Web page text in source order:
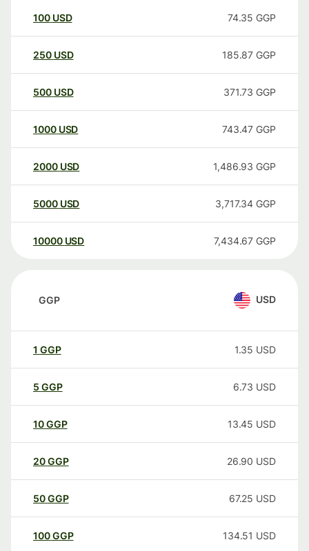
100 USD 74.35 GGP
250 USD 185.87 GGP
500 USD 371.73 GGP
1000 USD 743.47 GGP
2000 USD 1,486.93 GGP
5000 USD 3,717.34 GGP
10000 USD 7,434.67 GGP
GGP USD
1 GGP 1.35 USD
5 GGP 6.73 USD
10GGP 13.45 USD
20GGP 26.90 USD
50GGP 67.25 USD
100GGP 134.51 USD